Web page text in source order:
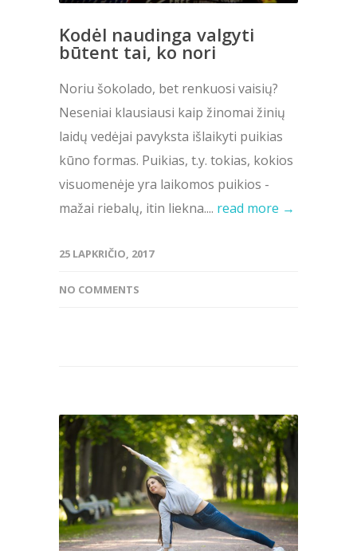
Kodėl naudinga valgyti
būtent tai, ko nori
Noriu šokolado, bet renkuosi vaisių?
Neseniai klausiausi kaip žinomai žinių
laidų vedėjai pavyksta išlaikyti puikias
kūno formas. Puikias, t.y. tokias, kokios
visuomenėje yra laikomos puikios -
mažai riebalų, itin liekna.... read more →
25 LAPKRIČIO, 2017
NO COMMENTS